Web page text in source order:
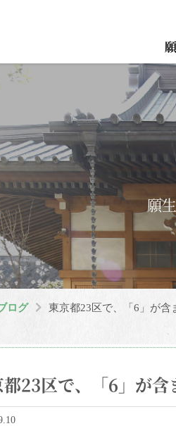
願
ログ 東京都23区で、「6」が含
23区で、「6」が含